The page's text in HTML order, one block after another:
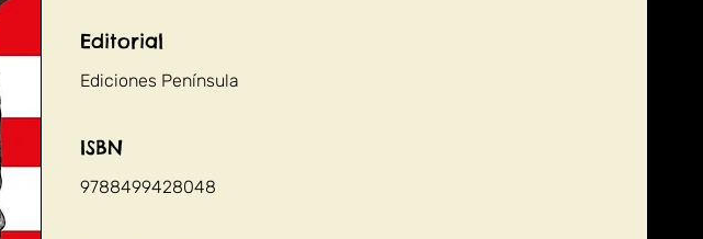
Editorial
Ediciones Península
ISBN
9788499428048